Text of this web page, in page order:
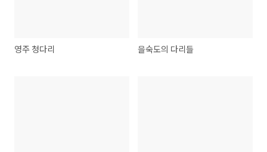
영주 청다리 을숙도의 다리들